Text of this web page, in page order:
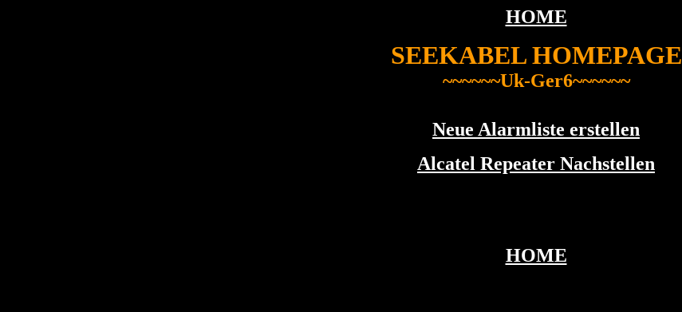
HOME
SEEKABEL HOMEPAGE
~~~~~~Uk-Ger6~~~~~~
Neue Alarmliste erstellen
Alcatel Repeater Nachstellen
HOME